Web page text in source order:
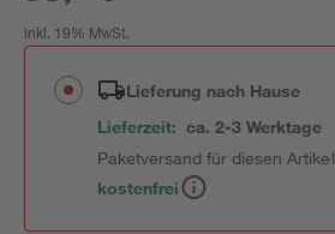
inkl. 19% MwSt.
Lieferung nach Hause
Lieferzeit: ca. 2-3 Werktage
Paketversand für diesen Artikel
kostenfrei